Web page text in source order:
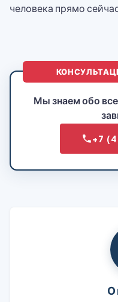
человека прямо
Мы знаем обо
+7
О